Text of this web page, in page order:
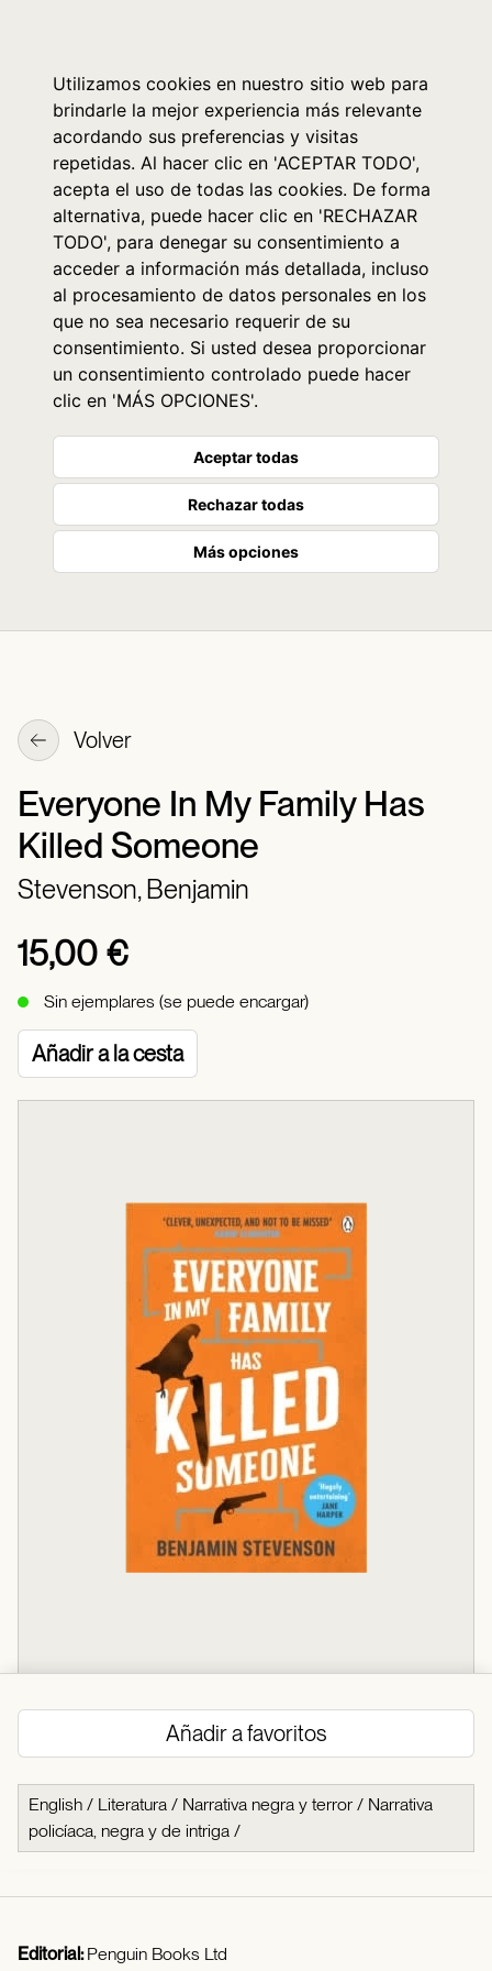
Utilizamos cookies en nuestro sitio web para
brindarle la mejor experiencia más relevante
acordando sus preferencias y visitas
repetidas. Al hacer clic en 'ACEPTAR TODO',
acepta el uso de todas las cookies. De forma
alternativa, puede hacer clic en 'RECHAZAR
TODO', para denegar su consentimiento a
acceder a información más detallada, incluso
al procesamiento de datos personales en los
que no sea necesario requerir de su
consentimiento. Si usted desea proporcionar
un consentimiento controlado puede hacer
clic en 'MÁS OPCIONES'.
Aceptar todas
Rechazar todas
Más opciones
Volver
Everyone In My Family Has
Killed Someone
Stevenson, Benjamin
15,00 €
Sin ejemplares (se puede encargar)
Añadir a la cesta
Añadir a favoritos
English / Literatura / Narrativa negra y terror / Narrativa
policíaca, negra y de intriga /
Editorial:Penguin Books Ltd